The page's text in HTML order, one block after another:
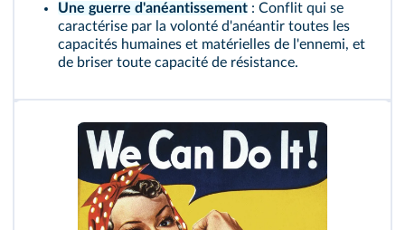
Une guerre d'anéantissement : Conflit qui se
caractérise par la volonté d'anéantir toutes les
capacités humaines et matérielles de l'ennemi, et
de briser toute capacité de résistance.